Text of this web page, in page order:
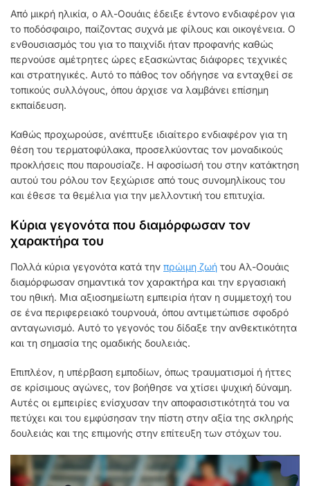
Από μικρή ηλικία, ο Αλ-Οουάις έδειξε έντονο ενδιαφέρον για
το ποδόσφαιρο, παίζοντας συχνά με φίλους και οικογένεια. Ο
ενθουσιασμός του για το παιχνίδι ήταν προφανής καθώς
περνούσε αμέτρητες ώρες εξασκώντας διάφορες τεχνικές
και στρατηγικές. Αυτό το πάθος τον οδήγησε να ενταχθεί σε
τοπικούς συλλόγους, όπου άρχισε να λαμβάνει επίσημη
εκπαίδευση.
Καθώς προχωρούσε, ανέπτυξε ιδιαίτερο ενδιαφέρον για τη
θέση του τερματοφύλακα, προσελκύοντας τον μοναδικούς
προκλήσεις που παρουσίαζε. Η αφοσίωσή του στην κατάκτηση
αυτού του ρόλου τον ξεχώρισε από τους συνομηλίκους του
και έθεσε τα θεμέλια για την μελλοντική του επιτυχία.
Κύρια γεγονότα που διαμόρφωσαν τον
χαρακτήρα του
Πολλά κύρια γεγονότα κατά την πρώιμη ζωή του Αλ-Οουάις
διαμόρφωσαν σημαντικά τον χαρακτήρα και την εργασιακή
του ηθική. Μια αξιοσημείωτη εμπειρία ήταν η συμμετοχή του
σε ένα περιφερειακό τουρνουά, όπου αντιμετώπισε σφοδρό
ανταγωνισμό. Αυτό το γεγονός του δίδαξε την ανθεκτικότητα
και τη σημασία της ομαδικής δουλειάς.
Επιπλέον, η υπέρβαση εμποδίων, όπως τραυματισμοί ή ήττες
σε κρίσιμους αγώνες, τον βοήθησε να χτίσει ψυχική δύναμη.
Αυτές οι εμπειρίες ενίσχυσαν την αποφασιστικότητά του να
πετύχει και του εμφύσησαν την πίστη στην αξία της σκληρής
δουλειάς και της επιμονής στην επίτευξη των στόχων του.